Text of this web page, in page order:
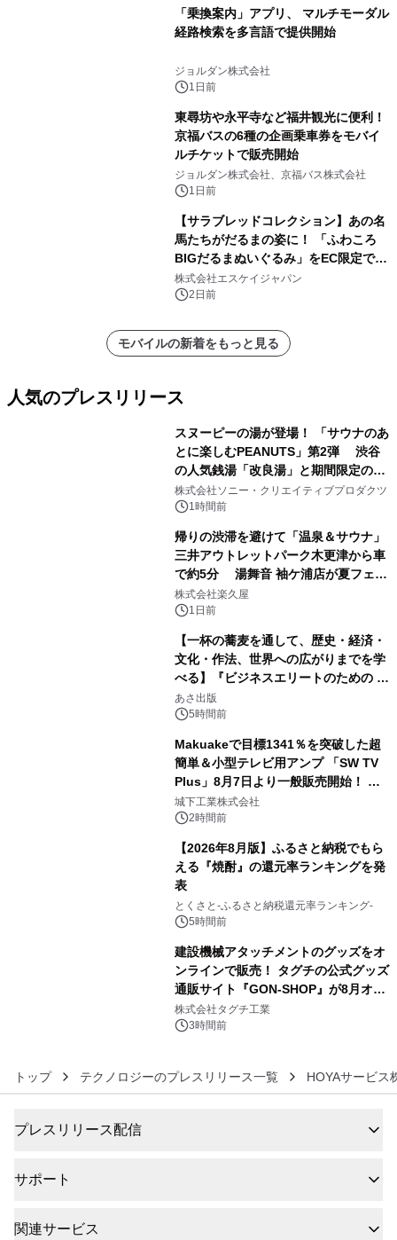
「乗換案内」アプリ、 マルチモーダル
経路検索を多言語で提供開始
ジョルダン株式会社
1日前
東尋坊や永平寺など福井観光に便利！
京福バスの6種の企画乗車券をモバイ
ルチケットで販売開始
ジョルダン株式会社、京福バス株式会社
1日前
【サラブレッドコレクション】あの名
馬たちがだるまの姿に！ 「ふわころ
BIGだるまぬいぐるみ」をEC限定で受
注販売開始
株式会社エスケイジャパン
2日前
モバイルの新着をもっと見る
人気のプレスリリース
スヌーピーの湯が登場！ 「サウナのあ
とに楽しむPEANUTS」第2弾 渋谷
の人気銭湯「改良湯」と期間限定のコ
ラボレーション サウナイキタイコラ
ボグッズも発売決定！
株式会社ソニー・クリエイティブプロダクツ
1時間前
帰りの渋滞を避けて「温泉＆サウナ」
三井アウトレットパーク木更津から車
で約5分 湯舞音 袖ケ浦店が夏フェア
メニューを提供
株式会社楽久屋
1日前
【一杯の蕎麦を通して、歴史・経済・
文化・作法、世界への広がりまでを学
べる】『ビジネスエリートのための 教
養としての蕎麦』2026年8月25日
（火）発売
あさ出版
5時間前
Makuakeで目標1341％を突破した超
簡単＆小型テレビ用アンプ 「SW TV
Plus」8月7日より一般販売開始！ ケ
ーブル1本つなぐだけ、テレビの音が
ぐっと豊かに
城下工業株式会社
2時間前
【2026年8月版】ふるさと納税でもら
える『焼酎』の還元率ランキングを発
表
とくさと-ふるさと納税還元率ランキング-
5時間前
建設機械アタッチメントのグッズをオ
ンラインで販売！ タグチの公式グッズ
通販サイト『GON-SHOP』が8月オー
プン
株式会社タグチ工業
3時間前
トップ テクノロジーのプレスリリース一覧 HOYAサービス
プレスリリース配信
サポート
関連サービス